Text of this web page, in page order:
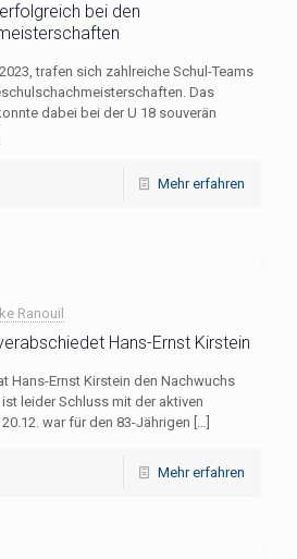
bei den
trafen sich zahlreiche Schul-Teams
Das
dabei bei der U 18 souverän
Mehr erfahren
Ranouil
Hans-Ernst Kirstein
Hans-Ernst Kirstein den Nachwuchs
leider Schluss mit der aktiven
war für den 83-Jährigen […]
Mehr erfahren